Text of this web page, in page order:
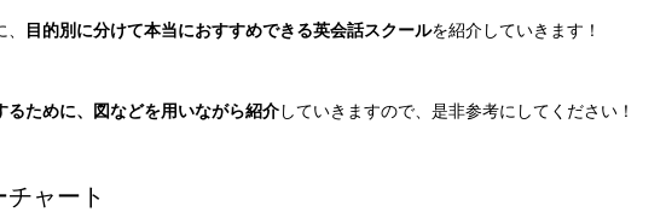
目的別に分けて本当におすすめできる英会話スクールを紹介していきます！
ために、図などを用いながら紹介していきますので、是非参考にしてください！
ャート